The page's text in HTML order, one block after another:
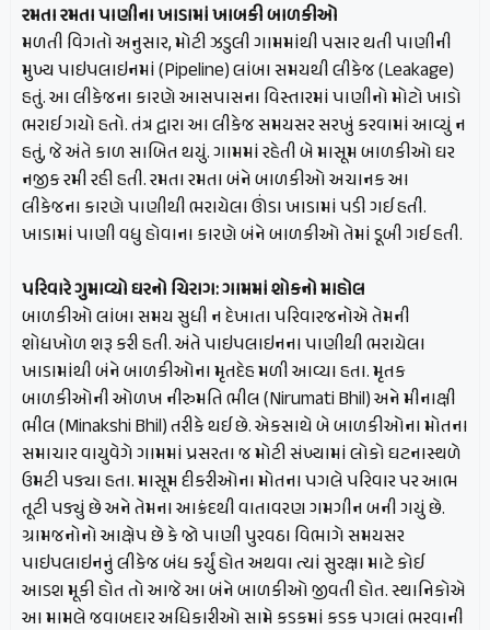
રમતા રમતા પાણીના ખાડામાં ખાબકી બાળકીઓ
મળતી વિગતો અનુસાર, મોટી ઝડુલી ગામમાંથી પસાર થતી પાણીની
મુખ્ય પાઇપલાઇનમાં (Pipeline) લાંબા સમયથી લીકેજ (Leakage)
હતું. આ લીકેજના કારણે આસપાસના વિસ્તારમાં પાણીનો મોટો ખાડો
ભરાઈ ગયો હતો. તંત્ર દ્વારા આ લીકેજ સમયસર સરખું કરવામાં આવ્યું ન
હતું, જે અંતે કાળ સાબિત થયું. ગામમાં રહેતી બે માસૂમ બાળકીઓ ઘર
નજીક રમી રહી હતી. રમતા રમતા બંને બાળકીઓ અચાનક આ
લીકેજના કારણે પાણીથી ભરાયેલા ઊંડા ખાડામાં પડી ગઈ હતી.
ખાડામાં પાણી વધુ હોવાના કારણે બંને બાળકીઓ તેમાં ડૂબી ગઈ હતી.
પરિવારે ગુમાવ્યો ઘરનો ચિરાગ: ગામમાં શોકનો માહોલ
બાળકીઓ લાંબા સમય સુધી ન દેખાતા પરિવારજનોએ તેમની
શોધખોળ શરૂ કરી હતી. અંતે પાઇપલાઇનના પાણીથી ભરાયેલા
ખાડામાંથી બંને બાળકીઓના મૃતદેહ મળી આવ્યા હતા. મૃતક
બાળકીઓની ઓળખ નીરુમતિ ભીલ (Nirumati Bhil) અને મીનાક્ષી
ભીલ (Minakshi Bhil) તરીકે થઈ છે. એકસાથે બે બાળકીઓના મોતના
સમાચાર વાયુવેગે ગામમાં પ્રસરતા જ મોટી સંખ્યામાં લોકો ઘટનાસ્થળે
ઉમટી પડ્યા હતા. માસૂમ દીકરીઓના મોતના પગલે પરિવાર પર આભ
તૂટી પડ્યું છે અને તેમના આક્રંદથી વાતાવરણ ગમગીન બની ગયું છે.
ગ્રામજનોનો આક્ષેપ છે કે જો પાણી પુરવઠા વિભાગે સમયસર
પાઇપલાઇનનું લીકેજ બંધ કર્યું હોત અથવા ત્યાં સુરક્ષા માટે કોઈ
આડશ મૂકી હોત તો આજે આ બંને બાળકીઓ જીવતી હોત. સ્થાનિકોએ
આ મામલે જવાબદાર અધિકારીઓ સામે કડકમાં કડક પગલાં ભરવાની